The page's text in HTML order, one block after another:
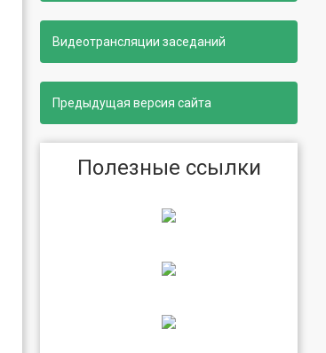
Видеотрансляции заседаний
Предыдущая версия сайта
Полезные ссылки